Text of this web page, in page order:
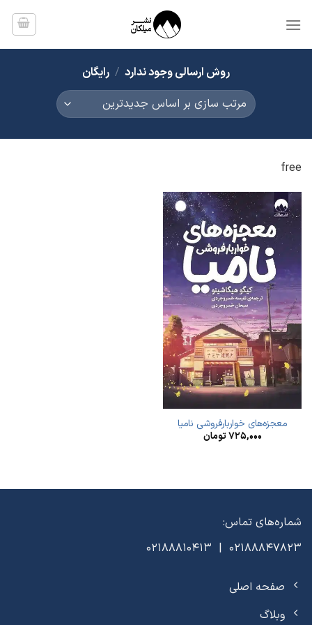
روش ارسالی وجود ندارد / رایگان
free
معجزه‌های خواربارفروشی نامیا
۷۲۵,۰۰۰تومان
شماره‌های تماس:
02188847823 | 02188810413
صفحه اصلی
وبلاگ